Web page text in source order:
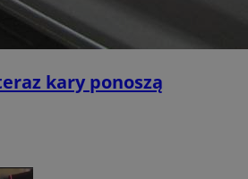
kary ponoszą